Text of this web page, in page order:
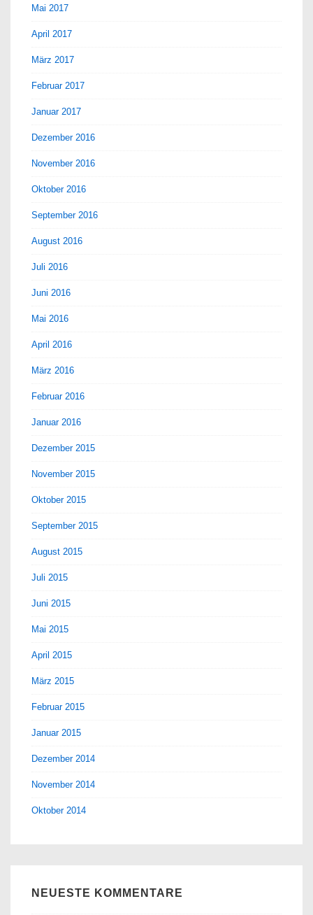
Mai 2017
April 2017
März 2017
Februar 2017
Januar 2017
Dezember 2016
November 2016
Oktober 2016
September 2016
August 2016
Juli 2016
Juni 2016
Mai 2016
April 2016
März 2016
Februar 2016
Januar 2016
Dezember 2015
November 2015
Oktober 2015
September 2015
August 2015
Juli 2015
Juni 2015
Mai 2015
April 2015
März 2015
Februar 2015
Januar 2015
Dezember 2014
November 2014
Oktober 2014
NEUESTE KOMMENTARE